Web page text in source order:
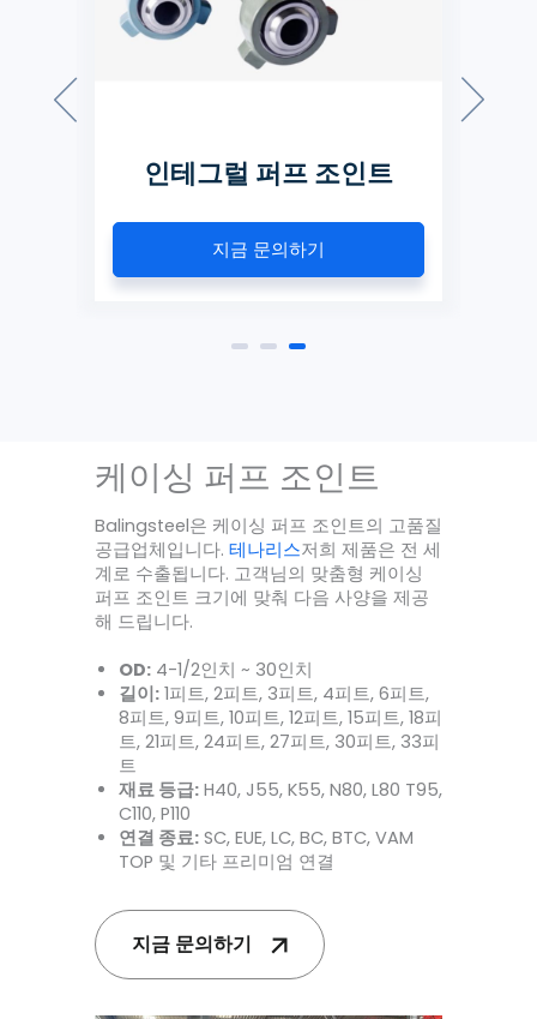
인테그럴 퍼프 조인트
지금 문의하기
케이싱 퍼프 조인트
Balingsteel은 케이싱 퍼프 조인트의 고품질
공급업체입니다. 테나리스저희 제품은 전 세
계로 수출됩니다. 고객님의 맞춤형 케이싱
퍼프 조인트 크기에 맞춰 다음 사양을 제공
해 드립니다.
OD: 4-1/2인치 ~ 30인치
길이: 1피트, 2피트, 3피트, 4피트, 6피트,
8피트, 9피트, 10피트, 12피트, 15피트, 18피
트, 21피트, 24피트, 27피트, 30피트, 33피
트
재료 등급: H40, J55, K55, N80, L80 T95,
C110, P110
연결 종료: SC, EUE, LC, BC, BTC, VAM
TOP 및 기타 프리미엄 연결
지금 문의하기